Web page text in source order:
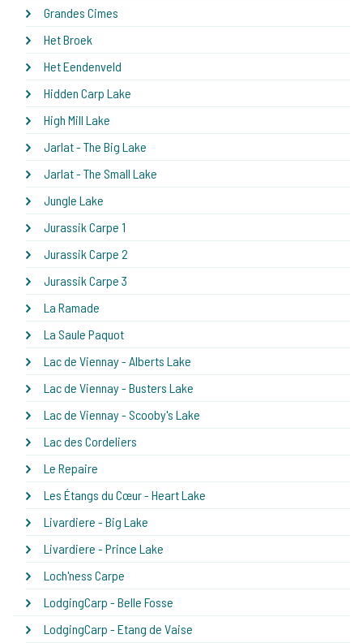
Grandes Cimes
Het Broek
Het Eendenveld
Hidden Carp Lake
High Mill Lake
Jarlat - The Big Lake
Jarlat - The Small Lake
Jungle Lake
Jurassik Carpe 1
Jurassik Carpe 2
Jurassik Carpe 3
La Ramade
La Saule Paquot
Lac de Viennay - Alberts Lake
Lac de Viennay - Busters Lake
Lac de Viennay - Scooby's Lake
Lac des Cordeliers
Le Repaire
Les Étangs du Cœur - Heart Lake
Livardiere - Big Lake
Livardiere - Prince Lake
Loch'ness Carpe
LodgingCarp - Belle Fosse
LodgingCarp - Etang de Vaise